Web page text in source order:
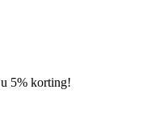
5% korting!